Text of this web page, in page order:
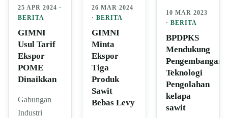
25 APR 2024 ·
BERITA
GIMNI
Usul Tarif
Ekspor
POME
Dinaikkan
Gabungan
Industri
26 MAR 2024
·BERITA
GIMNI
Minta
Ekspor
Tiga
Produk
Sawit
Bebas Levy
10 MAR 2023
· BERITA
BPDPKS
Mendukung
Pengembangan
Teknologi
Pengolahan
kelapa
sawit